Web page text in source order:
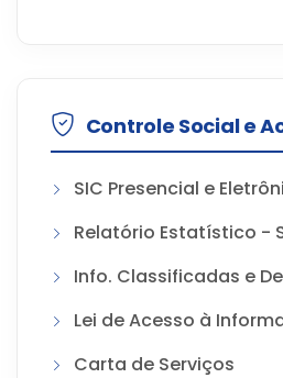
Controle Social e
SIC Presencial e
Relatório Estatístico -
Info. Classificadas e
Lei de Acesso à
Carta de Serviços